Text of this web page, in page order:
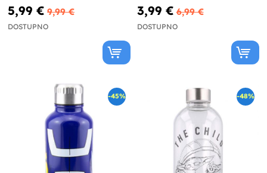
5,99 € 9,99 €
DOSTUPNO
3,99 € 6,99 €
DOSTUPNO
-45% -48%